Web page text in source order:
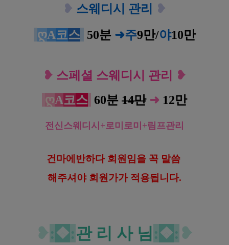
❥ 스웨디시 관리
❥
ღA코스 50분 ➜주9만/야10만
❥ 스페셜 스웨디시 관리
❥
ღA코스 60분 14만 ➜ 12만
전신스웨디시+로미로미+림프관리
건마에반하다 회원임을 꼭 말씀
해 주셔야 회원가가 적용됩니다.
❥:❖:관 리 사 님:❖: ❥